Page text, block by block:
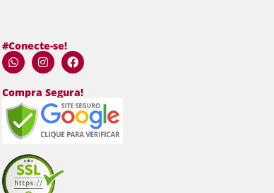
#Conecte-se!
Compra Segura!